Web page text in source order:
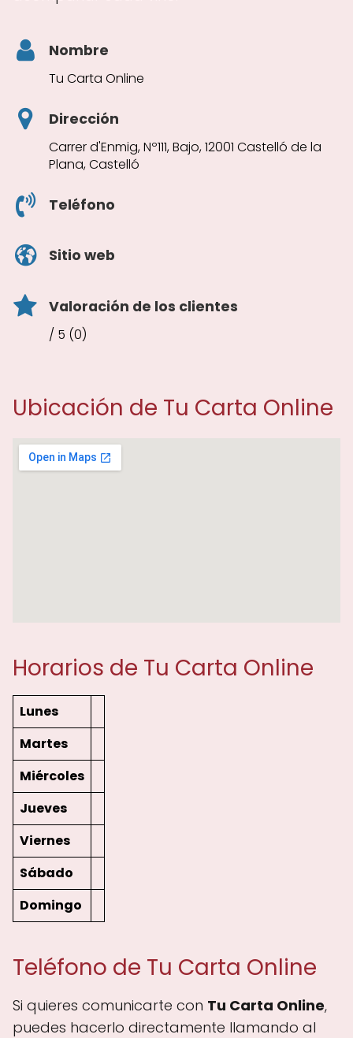
Nombre
Tu Carta Online
Dirección
Carrer d'Enmig, Nº111, Bajo, 12001 Castelló de la
Plana, Castelló
Teléfono
Sitio web
Valoración de los clientes
/ 5 (0)
Ubicación de Tu Carta Online
Horarios de Tu Carta Online
Lunes
Martes
Miércoles
Jueves
Viernes
Sábado
Domingo
Teléfono de Tu Carta Online
Si quieres comunicarte con Tu Carta Online,
puedes hacerlo directamente llamando al